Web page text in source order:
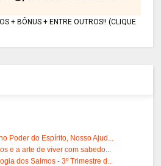
+ BÔNUS + ENTRE OUTROS!! (CLIQUE
Poder do Espírito, Nosso Ajud...
e a arte de viver com sabedo...
dos Salmos - 3º Trimestre d...